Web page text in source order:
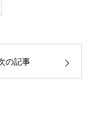
の記事